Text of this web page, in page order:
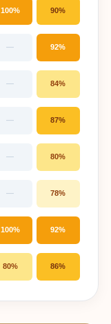
100% 90%
— 92%
— 84%
— 87%
— 80%
— 78%
100% 92%
80% 86%